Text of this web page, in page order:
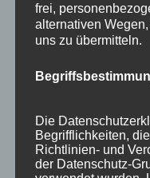
Frühling in
wenn die Natur
vonHausPartale|
frei,
alternativen
uns zu übermitteln.
Die
Begrifflichkeiten,
Richtlinien- und
der Datenschutz-